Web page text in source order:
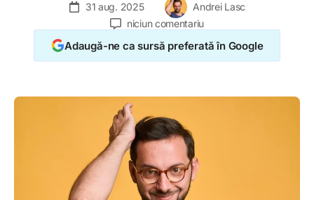
31 aug. 2025
Andrei Lasc
niciun comentariu
Adaugă-ne ca sursă preferată în Google